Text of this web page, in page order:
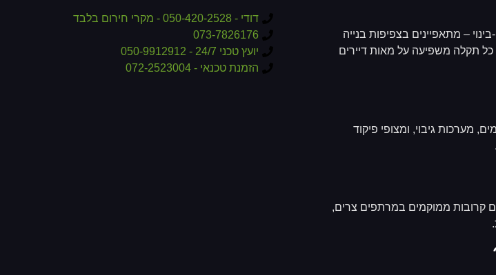
– מתאפיינים בצפיפות בנייה
כל תקלה משפיעה על מאות דיירים
מערכות גיבוי, ומצופי פיקוד
שיפוץ וטמ"א 38, חדרי המשאבות לעיתים קרובות ממוקמים במרתפים צרים,
דודי - 050-420-2528 - מקרי חירום בלבד
073-7826176
יועץ טכני 24/7 - 050-9912912
הזמנת טכנאי - 072-2523004